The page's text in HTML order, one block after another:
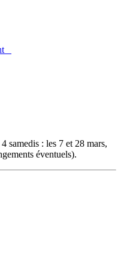
samedis : les 7 et 28 mars,
éventuels).